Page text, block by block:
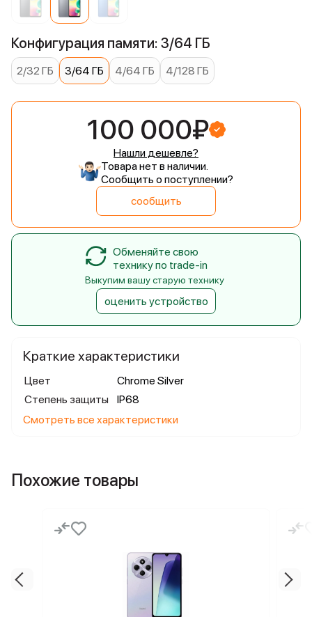
Краткие характеристики
Цвет
Chrome Silver
Степень защиты
IP68
Смотреть все характеристики
Конфигурация памяти: 3/64 ГБ
2/32 ГБ 3/64 ГБ 4/64 ГБ 4/128 ГБ
100 000₽
Нашли дешевле?
Товара нет в наличии.
Сообщить о поступлении?
сообщить
Обменяйте свою
технику по trade-in
Выкупим вашу старую технику
оценить устройство
Похожие товары